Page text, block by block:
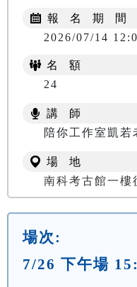
報 名 期 間
2026/07/14
名 額
24
講 師
陪你工作室凱若
場 地
南科考古館一樓
場次:
7/26 下午場